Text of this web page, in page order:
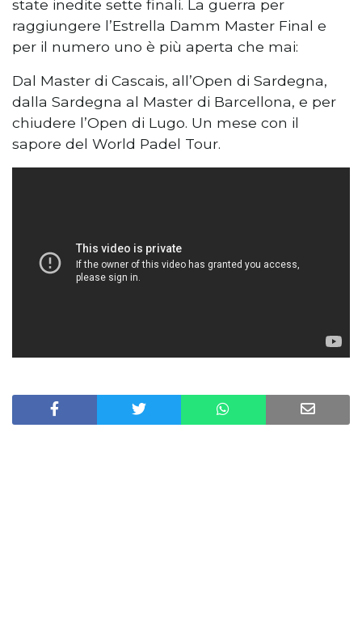
state inedite sette finali. La guerra per
raggiungere l’Estrella Damm Master Final e
per il numero uno è più aperta che mai:
Dal Master di Cascais, all’Open di Sardegna,
dalla Sardegna al Master di Barcellona, ​​e per
chiudere l’Open di Lugo. Un mese con il
sapore del World Padel Tour.